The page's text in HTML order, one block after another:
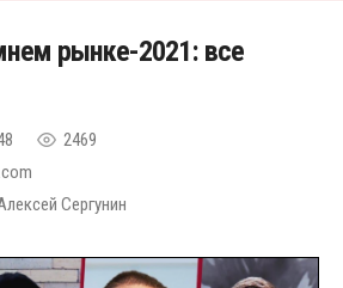
рынке-2021: все
2469
Сергунин